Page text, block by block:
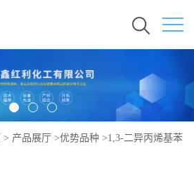
> 产品展厅 >优势品种 >1,3-二异丙烯基苯